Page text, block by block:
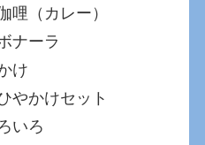
哩（カレー）
ナーラ
け
やかけセット
いろ